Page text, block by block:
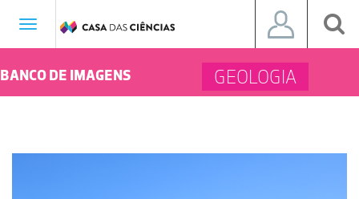
Toggle
BANCO DE IMAGENS GEOLOGIA